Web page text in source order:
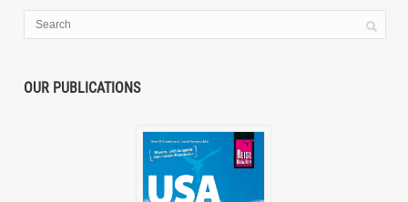
OUR PUBLICATIONS